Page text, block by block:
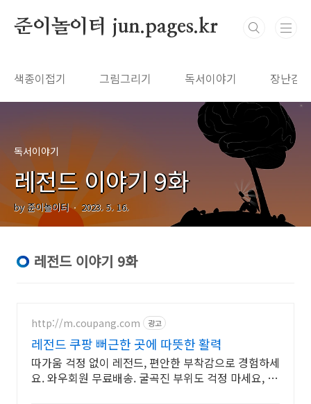
준이놀이터 jun.pages.kr
색종이접기 그림그리기 독서이야기 장난감
독서이야기
레전드 이야기 9화
by 준이놀이터 2023. 5. 16.
레전드 이야기 9화
http://m.coupang.com 광고
레전드 쿠팡 뻐근한 곳에 따뜻한 활력
따가움 걱정 없이 레전드, 편안한 부착감으로 경험하세
요. 와우회원 무료배송. 굴곡진 부위도 걱정 마세요, 얇